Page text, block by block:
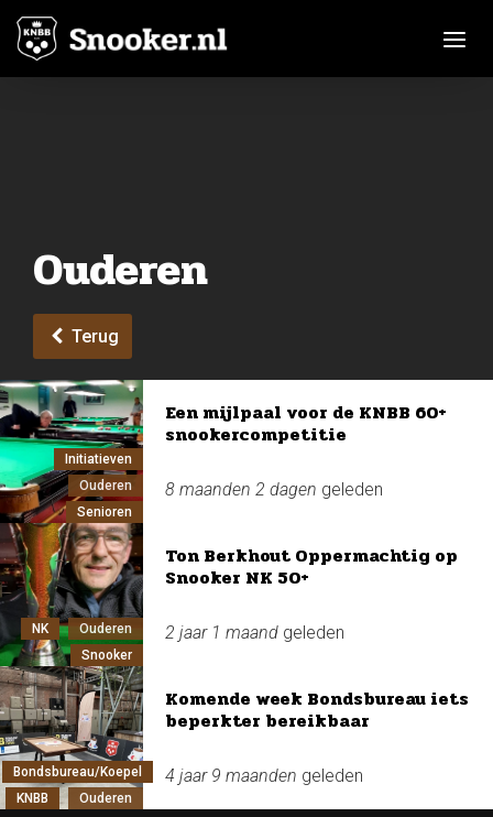
Ouderen
Terug
Initiatieven
Ouderen
Senioren
Een mijlpaal voor de KNBB 60+
snookercompetitie
8 maanden 2 dagen geleden
NK
Ouderen
Snooker
Ton Berkhout Oppermachtig op
Snooker NK 50+
2 jaar 1 maand geleden
Bondsbureau/Koepel
KNBB
Ouderen
Komende week Bondsbureau iets
beperkter bereikbaar
4 jaar 9 maanden geleden